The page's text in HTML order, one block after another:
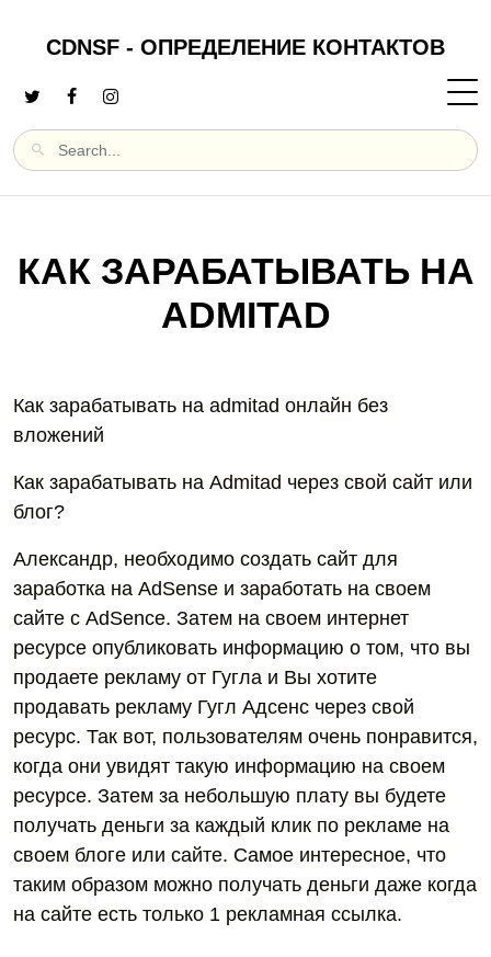
CDNSF - ОПРЕДЕЛЕНИЕ КОНТАКТОВ
КАК ЗАРАБАТЫВАТЬ НА
ADMITAD
Как зарабатывать на admitad онлайн без
вложений
Как зарабатывать на Admitad через свой сайт или
блог?
Александр, необходимо создать сайт для
заработка на AdSense и заработать на своем
сайте с AdSence. Затем на своем интернет
ресурсе опубликовать информацию о том, что вы
продаете рекламу от Гугла и Вы хотите
продавать рекламу Гугл Адсенс через свой
ресурс. Так вот, пользователям очень понравится,
когда они увидят такую информацию на своем
ресурсе. Затем за небольшую плату вы будете
получать деньги за каждый клик по рекламе на
своем блоге или сайте. Самое интересное, что
таким образом можно получать деньги даже когда
на сайте есть только 1 рекламная ссылка.